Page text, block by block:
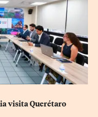
visita Querétaro